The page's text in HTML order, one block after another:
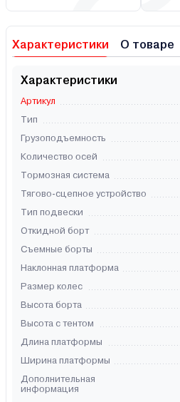
Характеристики О товаре
Характеристики
Артикул
Тип
Грузоподъемность
Количество осей
Тормозная система
Тягово-сцепное устройство
Тип подвески
Откидной борт
Съемные борты
Наклонная платформа
Размер колес
Высота борта
Высота с тентом
Длина платформы
Ширина платформы
Дополнительная
информация